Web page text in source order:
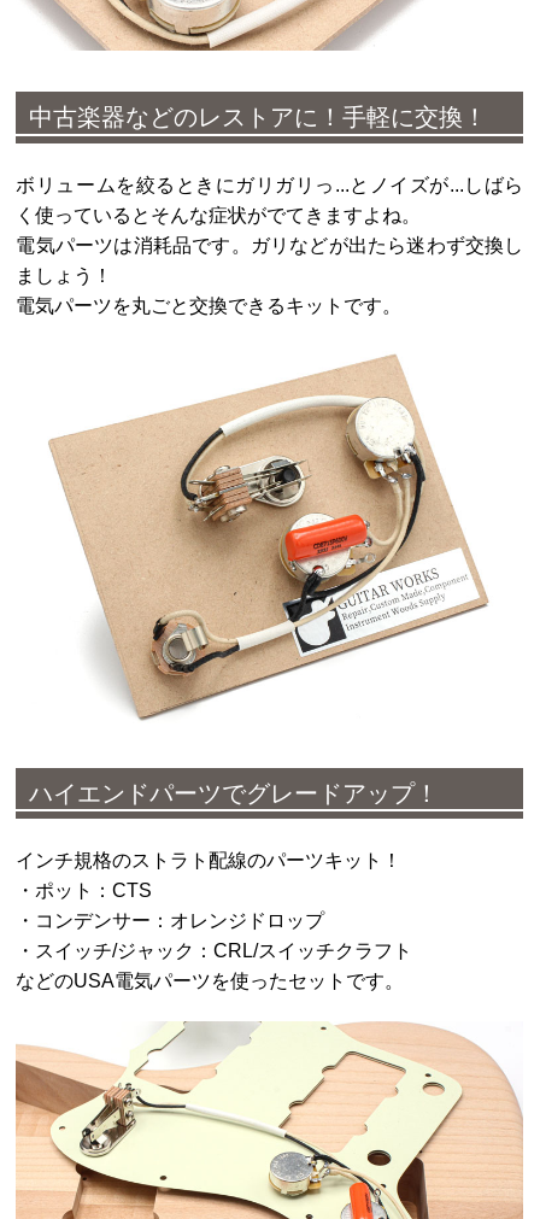
中古楽器などのレストアに！手軽に交換！
ボリュームを絞るときにガリガリっ...とノイズが...しばら
く使っているとそんな症状がでてきますよね。
電気パーツは消耗品です。ガリなどが出たら迷わず交換し
ましょう！
電気パーツを丸ごと交換できるキットです。
ハイエンドパーツでグレードアップ！
インチ規格のストラト配線のパーツキット！
・ポット：CTS
・コンデンサー：オレンジドロップ
・スイッチ/ジャック：CRL/スイッチクラフト
などのUSA電気パーツを使ったセットです。